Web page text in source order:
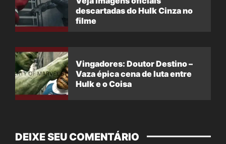
descartadas do Hulk Cinza no
filme
Vingadores: Doutor Destino –
Vaza épica cena de luta entre
Hulk e o Coisa
DEIXE SEU COMENTÁRIO